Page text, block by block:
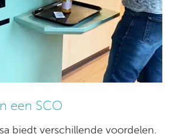
een SCO
biedt verschillende voordelen.